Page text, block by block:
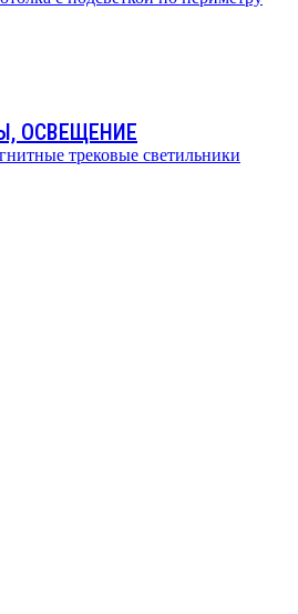
ОСВЕЩЕНИЕ
трековые светильники